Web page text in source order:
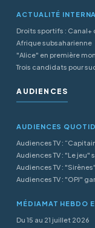
ACTUALITÉ
Droits sportifs : Canal+
Afrique subsaharienne
"Alice" en première
Trois candidats pour
AUDIENCES
AUDIENCES
Audiences TV :
Audiences TV : "Le jeu"
Audiences TV :
Audiences TV : "OPJ"
MÉDIAMAT HEBDO
Du 15 au 21 juillet 2026